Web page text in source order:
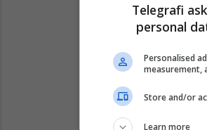
View this post on
Telegrafi
personal
Personalised
measurement,
Store and/or
Learn more